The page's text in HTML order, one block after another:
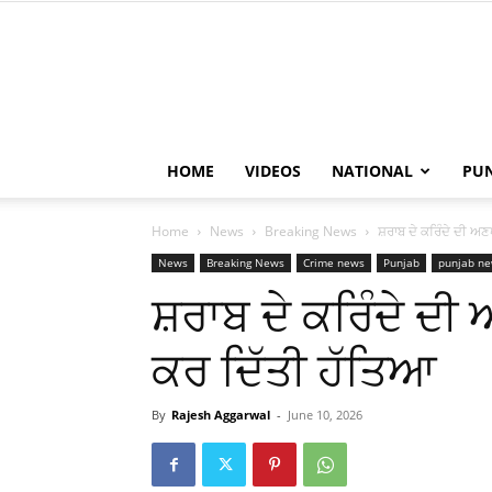
HOME VIDEOS NATIONAL
Home News Breaking News ਸ਼ਰਾਬ ਦੇ ਕਰਿੰਦੇ ਦੀ
News Breaking News Crime news Punjab punjab
ਸ਼ਰਾਬ ਦੇ ਕਰਿੰਦੇ
ਕਰ ਦਿੱਤੀ ਹੱਤਿਆ
By Rajesh Aggarwal - June 10, 2026